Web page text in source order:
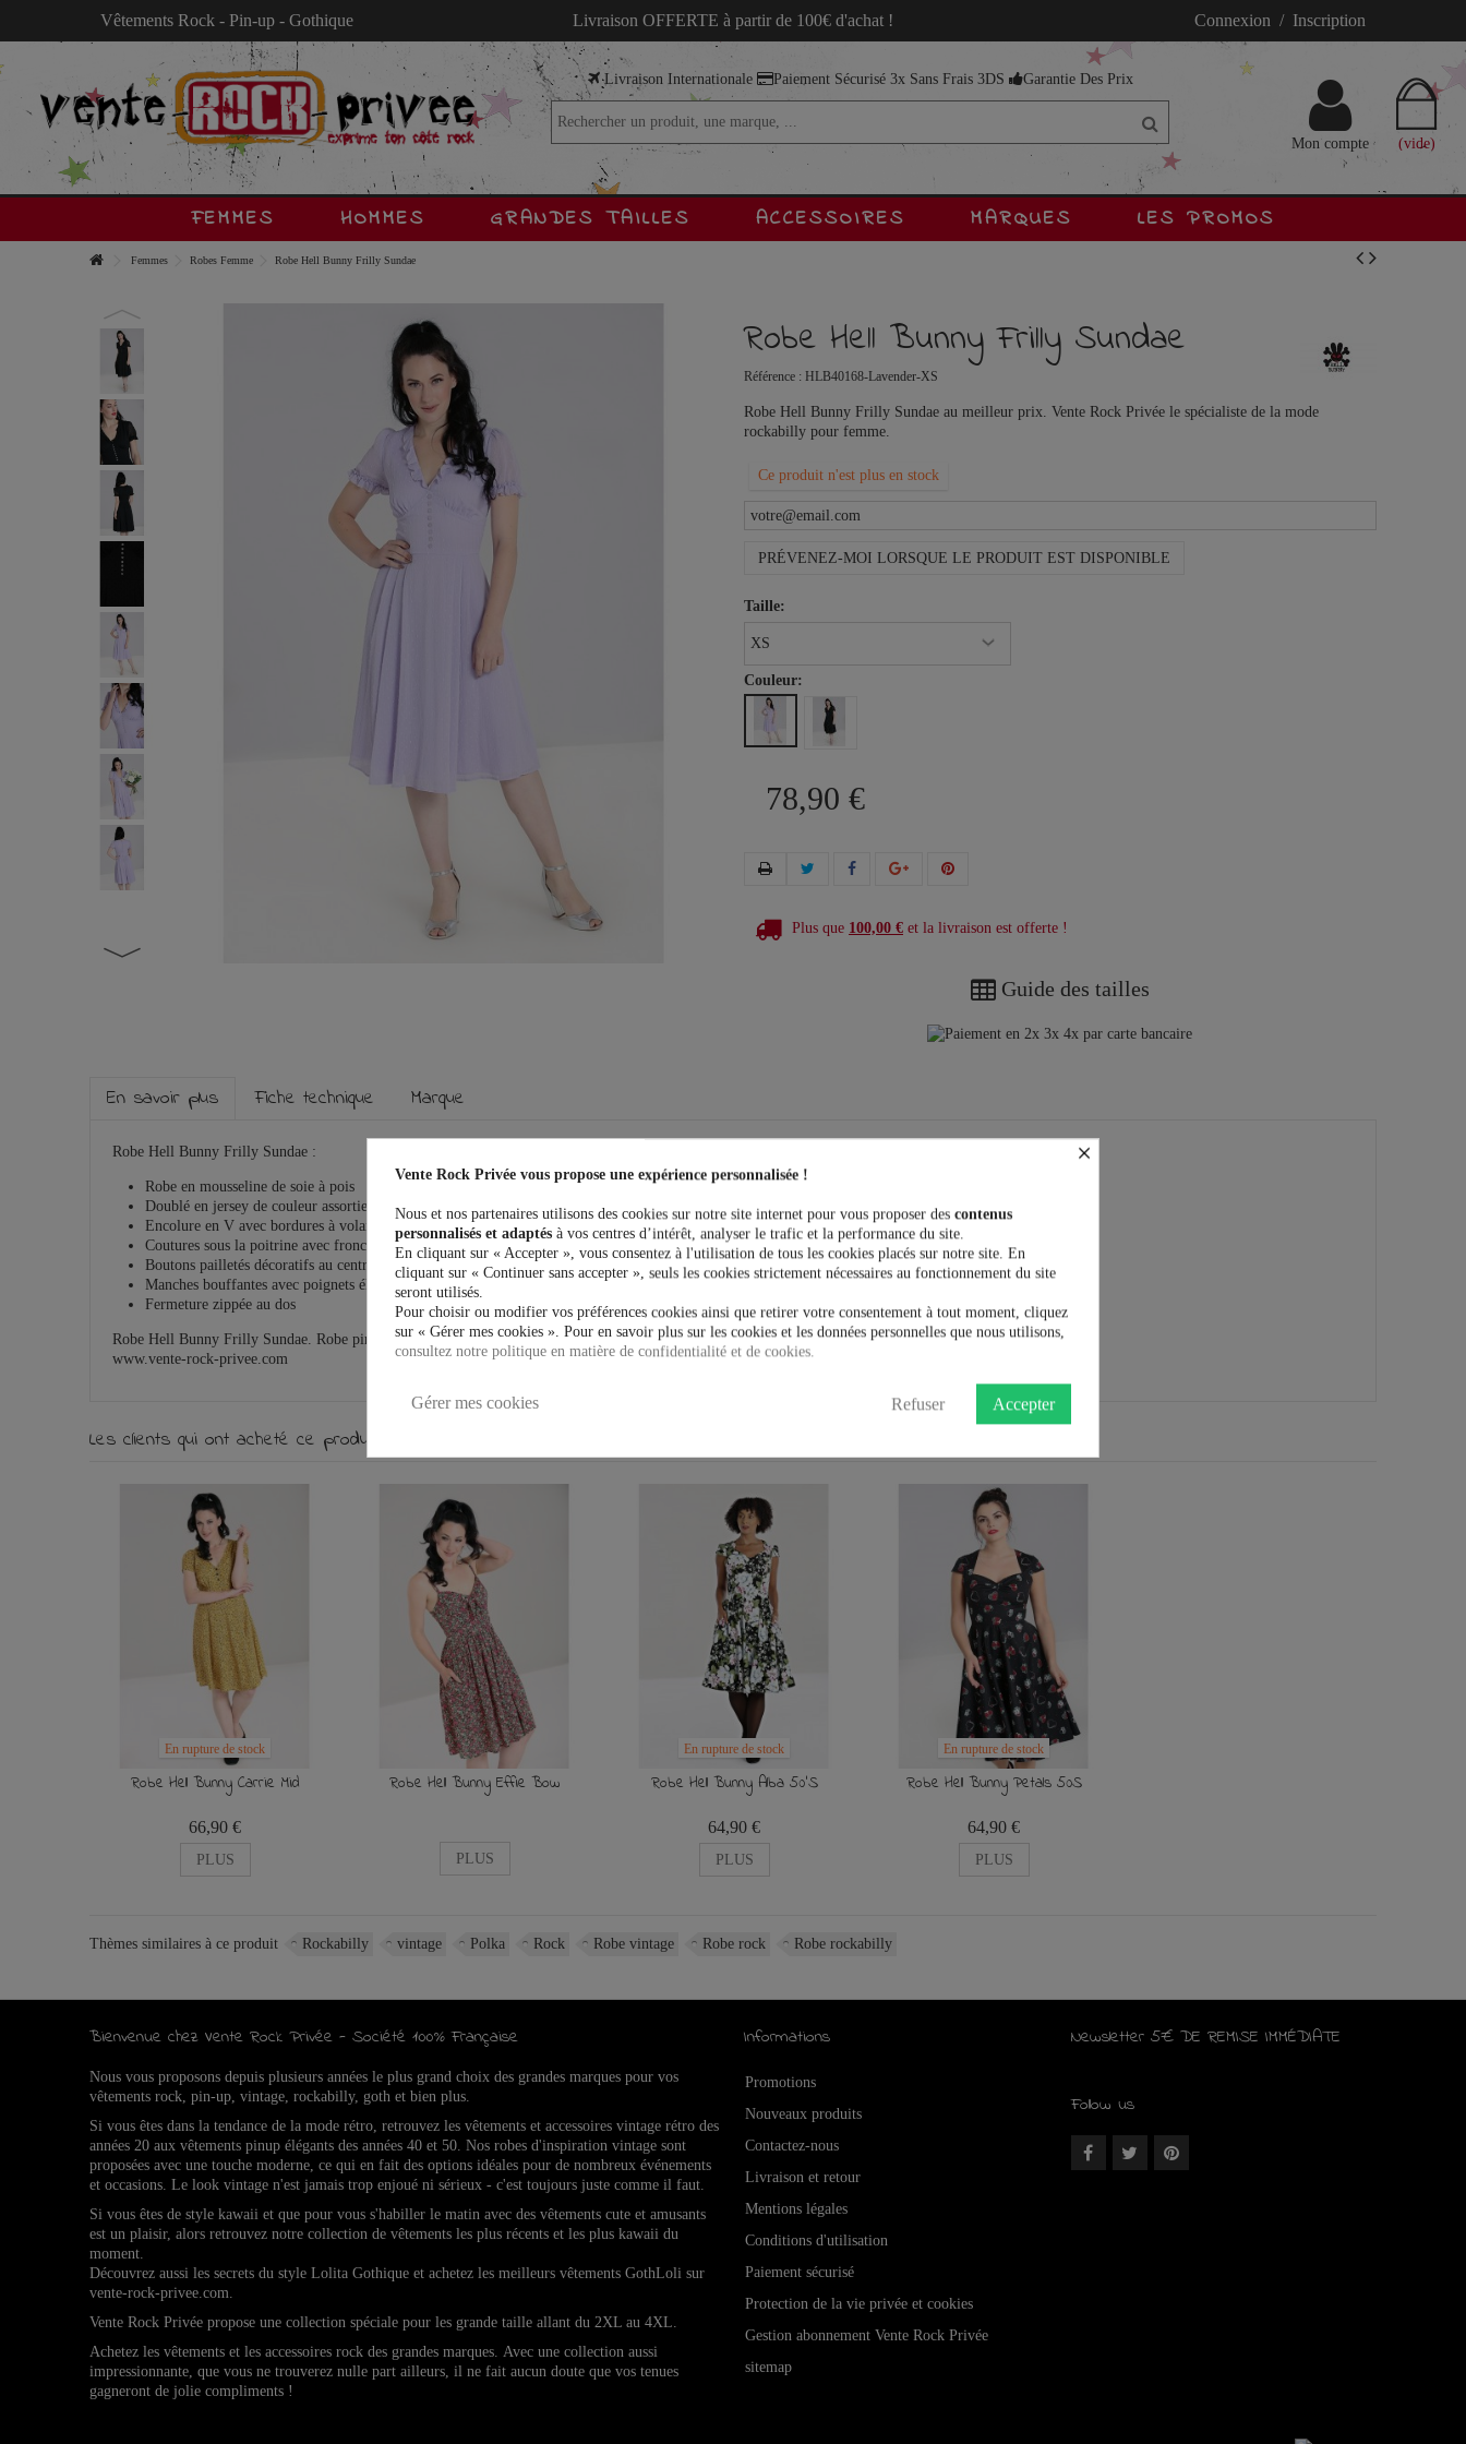
Vêtements Rock - Pin-up - Gothique Livraison OFFERTE à partir de 100€ d'achat ! Connexion / Inscription
Livraison Internationale Paiement Sécurisé 3x Sans Frais 3DS Garantie Des Prix
(vide)
Mon compte
FEMMES HOMMES GRANDES TAILLES ACCESSOIRES MARQUES LES PROMOS
Femmes Robes Femme Robe Hell Bunny Frilly Sundae
Robe Hell Bunny Frilly Sundae
Référence : HLB40168-Lavender-XS
Robe Hell Bunny Frilly Sundae au meilleur prix. Vente Rock Privée le spécialiste de la mode
rockabilly pour femme.
Ce produit n'est plus en stock
PRÉVENEZ-MOI LORSQUE LE PRODUIT EST DISPONIBLE
Taille:
Couleur:
78,90 €
Plus que 100,00 € et la livraison est offerte !
Guide des tailles
En savoir plus Fiche technique Marque
Robe Hell Bunny Frilly Sundae :
Robe en mousseline de soie à pois
Doublé en jersey de couleur assortie
Encolure en V avec bordures à volants
Coutures sous la poitrine avec fronces sur la poitrine
Boutons pailletés décoratifs au centre de la poitrine
Manches bouffantes avec poignets élastiqués à volants
Fermeture zippée au dos
Robe Hell Bunny Frilly Sundae. Robe pin-up lolita vintage rétro rockabilly
www.vente-rock-privee.com
Les clients qui ont acheté ce produit ont également acheté:
En rupture de stock
Robe Hell Bunny Carrie Mid
66,90 €
PLUS
Robe Hell Bunny Effie Bow
PLUS
En rupture de stock
Robe Hell Bunny Alba 50'S
64,90 €
PLUS
En rupture de stock
Robe Hell Bunny Petals 50S
64,90 €
PLUS
Thèmes similaires à ce produit Rockabilly vintage Polka Rock Robe vintage Robe rock Robe rockabilly
Bienvenue chez Vente Rock Privée - Société 100% Française
Nous vous proposons depuis plusieurs années le plus grand choix des grandes marques pour vos
vêtements rock, pin-up, vintage, rockabilly, goth et bien plus.
Si vous êtes dans la tendance de la mode rétro, retrouvez les vêtements et accessoires vintage rétro des
années 20 aux vêtements pinup élégants des années 40 et 50.Nos robes d'inspiration vintage sont
proposées avec une touche moderne, ce qui en fait des options idéales pour de nombreux événements
et occasions.Le look vintage n'est jamais trop enjoué ni sérieux - c'est toujours juste comme il faut.
Si vous êtes de style kawaii et que pour vous s'habiller le matin avec des vêtements cute et amusants
est un plaisir, alors retrouvez notre collection de vêtements les plus récents et les plus kawaii du
moment.
Découvrez aussi les secrets du style Lolita Gothique et achetez les meilleurs vêtements GothLoli sur
vente-rock-privee.com.
Vente Rock Privée propose une collection spéciale pour les grande taille allant du 2XL au 4XL.
Achetez les vêtements et les accessoires rock des grandes marques.Avec une collection aussi
impressionnante, que vous ne trouverez nulle part ailleurs, il ne fait aucun doute que vos tenues
gagneront de jolie compliments !
Informations
Promotions
Nouveaux produits
Contactez-nous
Livraison et retour
Mentions légales
Conditions d'utilisation
Paiement sécurisé
Protection de la vie privée et cookies
Gestion abonnement Vente Rock Privée
sitemap
Newsletter 5€ DE REMISE IMMÉDIATE
Follow us
×
Vente Rock Privée vous propose une expérience personnalisée !
Nous et nos partenaires utilisons des cookies sur notre site internet pour vous proposer des contenus
personnalisés et adaptés à vos centres d’intérêt, analyser le trafic et la performance du site.
En cliquant sur « Accepter », vous consentez à l'utilisation de tous les cookies placés sur notre site. En
cliquant sur « Continuer sans accepter », seuls les cookies strictement nécessaires au fonctionnement du site
seront utilisés.
Pour choisir ou modifier vos préférences cookies ainsi que retirer votre consentement à tout moment, cliquez
sur « Gérer mes cookies ». Pour en savoir plus sur les cookies et les données personnelles que nous utilisons,
consultez notre politique en matière de confidentialité et de cookies.
Accepter
Refuser
Gérer mes cookies